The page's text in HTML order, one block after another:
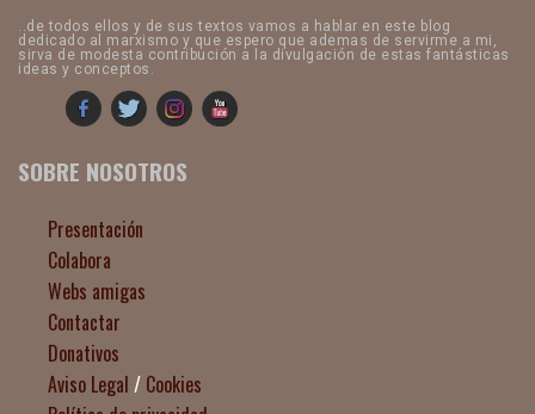
..de todos ellos y de sus textos vamos a hablar en este blog
dedicado al marxismo y que espero que ademas de servirme a mi,
sirva de modesta contribución a la divulgación de estas fantásticas
ideas y conceptos.
SOBRE NOSOTROS
Presentación
Colabora
Webs amigas
Contactar
Donativos
Aviso Legal / Cookies